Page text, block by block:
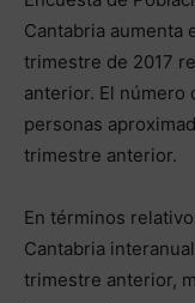
Cantabria aumenta
trimestre de 2017
anterior. El número
personas
trimestre anterior.
En términos
Cantabria
trimestre anterior,